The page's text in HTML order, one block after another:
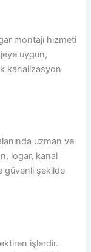
montajı hizmeti
uygun,
kanalizasyon
uzman ve
logar, kanal
güvenli şekilde
işlerdir.